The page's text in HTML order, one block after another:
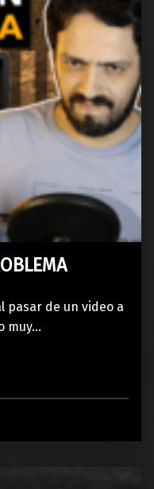
pasar de un video a
muy…